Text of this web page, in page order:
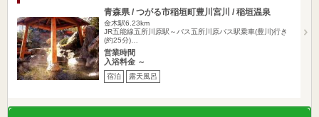
青森県 / つがる市稲垣町豊川宮川 / 稲垣温泉
金木駅6.23km
JR五能線五所川原駅～バス五所川原バス駅乗車(豊川)行き
(約25分)…
営業時間
入浴料金 ～
宿泊 露天風呂